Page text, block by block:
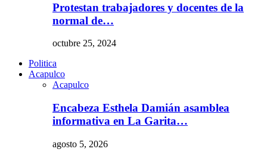
Protestan trabajadores y docentes de la
normal de…
octubre 25, 2024
Politica
Acapulco
Acapulco
Encabeza Esthela Damián asamblea
informativa en La Garita…
agosto 5, 2026